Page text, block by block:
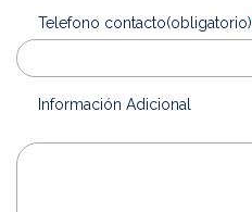
Telefono contacto(obligatorio)
Información Adicional